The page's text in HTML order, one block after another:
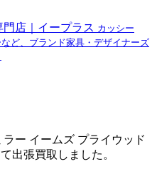
店｜イープラス カッシー
ど、ブランド家具・デザイナーズ
ー イームズ プライウッド
出張買取しました。